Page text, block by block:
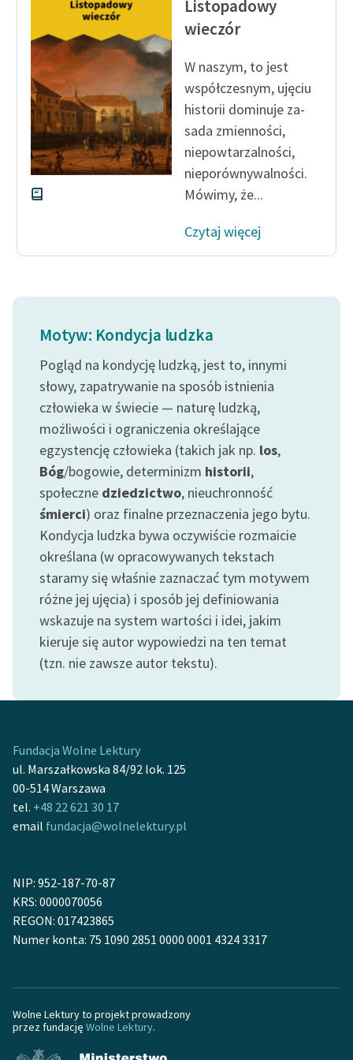
feministycznej
Ręce pełne poezji
Kolekcje edukacyjne
twórców przechodzących
do domeny publicznej,
lektur szkolnych oraz
Starego Testamentu
Odkurzamy bohaterów
Kontakt
O projekcie
Zespół
Zasady wykorzystania
Wolnych Lektur
Logotypy
Materiały promocyjne
Polityka prywatności
Regulamin biblioteki
Dane fundacji i
sprawozdania finansowe
Regulamin darowizn
wrażliwych
Listopadowy
wieczór
W naszym, to jest
współczesnym, ujęciu
historii dominuje za­
sada zmienności,
niepowtarzalności,
nieporównywalności.
Mówimy, że...
Czytaj więcej
Motyw: Kondycja ludzka
Pogląd na kondycję ludzką, jest to, innymi
słowy, zapatrywanie na sposób istnienia
człowieka w świecie — naturę ludzką,
możliwości i ograniczenia określające
egzystencję człowieka (takich jak np. los,
Bóg/bogowie, determinizm historii,
społeczne dziedzictwo, nieuchronność
śmierci) oraz finalne przeznaczenia jego bytu.
Kondycja ludzka bywa oczywiście rozmaicie
określana (w opracowywanych tekstach
staramy się właśnie zaznaczać tym motywem
różne jej ujęcia) i sposób jej definiowania
wskazuje na system wartości i idei, jakim
kieruje się autor wypowiedzi na ten temat
(tzn. nie zawsze autor tekstu).
Fundacja Wolne Lektury
ul. Marszałkowska 84/92 lok. 125
00-514 Warszawa
tel. +48 22 621 30 17
email fundacja@wolnelektury.pl
NIP: 952-187-70-87
KRS: 0000070056
REGON: 017423865
Numer konta: 75 1090 2851 0000 0001 4324 3317
Wolne Lektury to projekt prowadzony
przez fundację Wolne Lektury.